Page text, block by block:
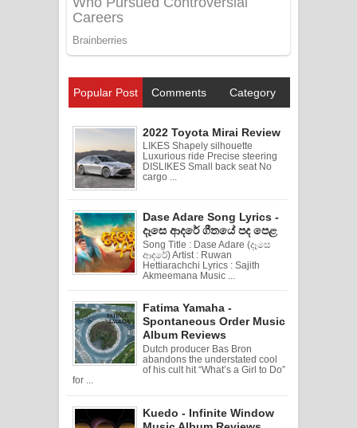
Popular Post Comments Category
2022 Toyota Mirai Review
LIKES Shapely silhouette
Luxurious ride Precise steering
DISLIKES Small back seat No
cargo ...
Dase Adare Song Lyrics -
දෑසෙ ආදරේ ගීතයේ පද පෙළ
Song Title : Dase Adare (දෑසෙ
ආදරේ) Artist : Ruwan
Hettiarachchi Lyrics : Sajith
Akmeemana Music ...
Fatima Yamaha -
Spontaneous Order Music
Album Reviews
Dutch producer Bas Bron
abandons the understated cool
of his cult hit “What’s a Girl to Do”
for ...
Kuedo - Infinite Window